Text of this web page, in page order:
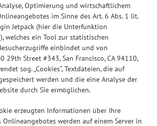
Optimierung und wirtschaftlichem
im Sinne des Art. 6 Abs. 1 lit.
Jetpack (hier die Unterfunktion
welches ein Tool zur statistischen
einbindet und von
29th Street #343, San Francisco, CA 94110,
sog. „Cookies“, Textdateien, die auf
werden und die eine Analyse der
durch Sie ermöglichen.
erzeugten Informationen über Ihre
Onlineangebotes werden auf einem Server in